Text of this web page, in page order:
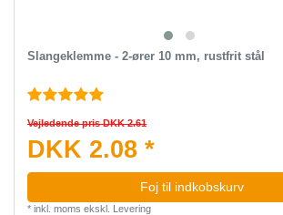
Slangeklemme - 2-ører 10 mm, rustfrit stål
Vejledende pris DKK 2.61
DKK 2.08 *
Foj til indkobskurv
* inkl. moms ekskl. Levering